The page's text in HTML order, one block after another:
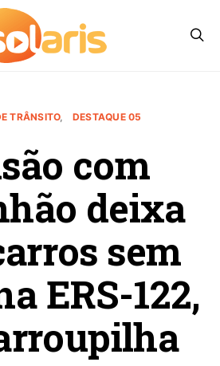
TRÂNSITO DESTAQUE 05
com
deixa
sem
ERS-122,